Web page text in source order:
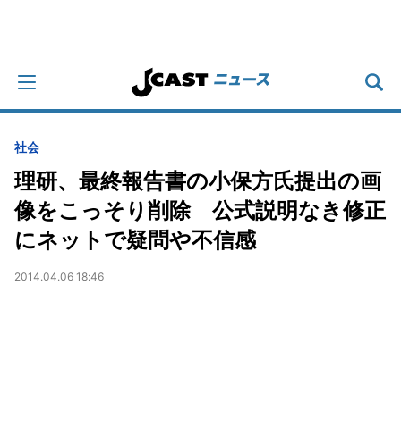
社会
理研、最終報告書の小保方氏提出の画
像をこっそり削除 公式説明なき修正
にネットで疑問や不信感
2014.04.06 18:46